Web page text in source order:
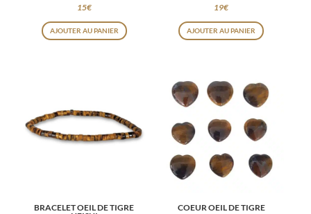
15€
AJOUTER AU PANIER
19€
AJOUTER AU PANIER
BRACELET OEIL DE TIGRE
COEUR OEIL DE TIGRE